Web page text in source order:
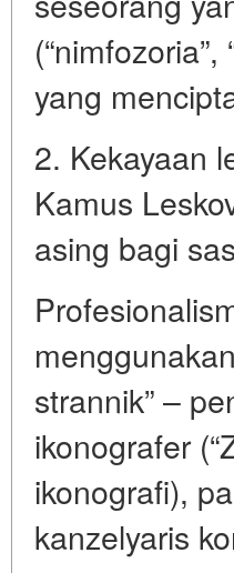
yang
2. Kekayaan
Kamus
asing bagi
strannik” –
ikonografer
ikonografi),
kanzelyaris